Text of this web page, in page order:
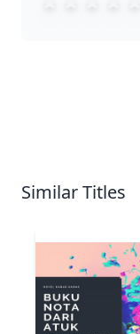
Similar Titles